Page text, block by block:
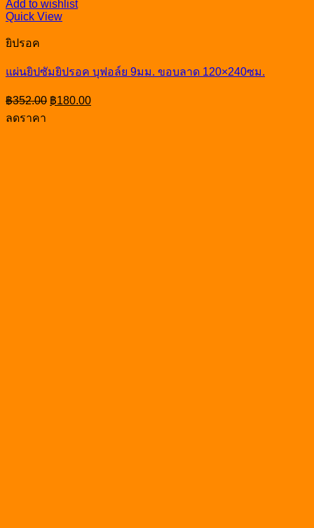
Add to wishlist
Quick View
ยิปรอค
แผ่นยิปซัมยิปรอค บุฟอล์ย 9มม. ขอบลาด 120×240ซม.
฿352.00 Original
price
฿180.00Current
price
ลดราคา